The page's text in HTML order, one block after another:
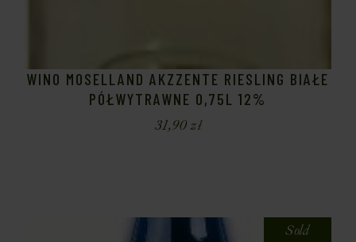
WINO MOSELLAND AKZZENTE RIESLING BIAŁE
PÓŁWYTRAWNE 0,75L 12%
31,90zł
Sold